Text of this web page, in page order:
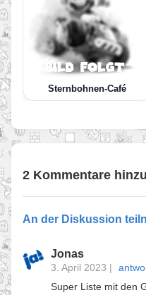
Sternbohnen-Café
2 Kommentare
An der Diskussion
Jonas
3. April 2023 |
Super Liste mit den